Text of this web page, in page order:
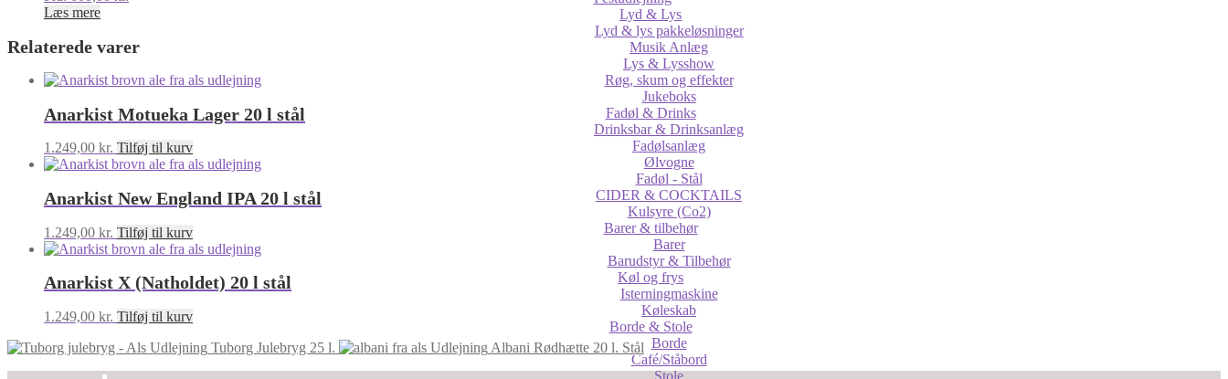
Lyd & Lys
Lyd & lys pakkeløsninger
Musik Anlæg
Lys & Lysshow
Røg, skum og effekter
Jukeboks
Fadøl & Drinks
Drinksbar & Drinksanlæg
Fadølsanlæg
Ølvogne
Fadøl - Stål
CIDER & COCKTAILS
Kulsyre (Co2)
Barer & tilbehør
Barer
Barudstyr & Tilbehør
Køl og frys
Isterningmaskine
Køleskab
Borde & Stole
Borde
Café/Ståbord
Stole
Læs mere
Relaterede varer
Anarkist Motueka Lager 20 l stål
1.249,00 kr. Tilføj til kurv
Anarkist New England IPA 20 l stål
1.249,00 kr. Tilføj til kurv
Anarkist X (Natholdet) 20 l stål
1.249,00 kr. Tilføj til kurv
Tuborg Julebryg 25 l.
Albani Rødhætte 20 l. Stål